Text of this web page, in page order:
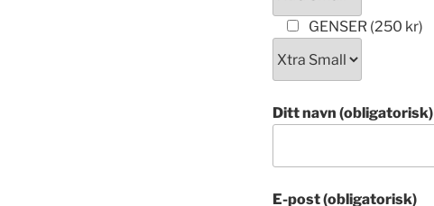
GENSER (250 kr)
Ditt navn (obligatorisk)
E-post (obligatorisk)